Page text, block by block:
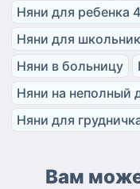
Няни для ребенка
Няни для
Няни в больницу
Няни на неполный
Няни для
Вам